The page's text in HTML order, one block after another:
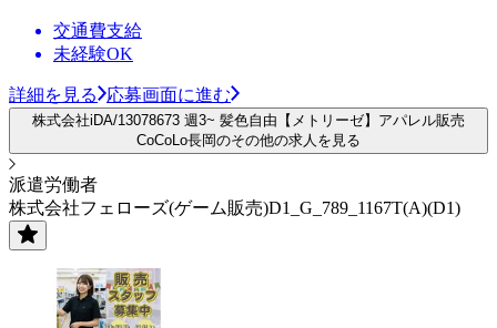
交通費支給
未経験OK
詳細を見る 応募画面に進む
株式会社iDA/13078673 週3~ 髪色自由【メトリーゼ】アパレル販売
CoCoLo長岡のその他の求人を見る
派遣労働者
株式会社フェローズ(ゲーム販売)D1_G_789_1167T(A)(D1)